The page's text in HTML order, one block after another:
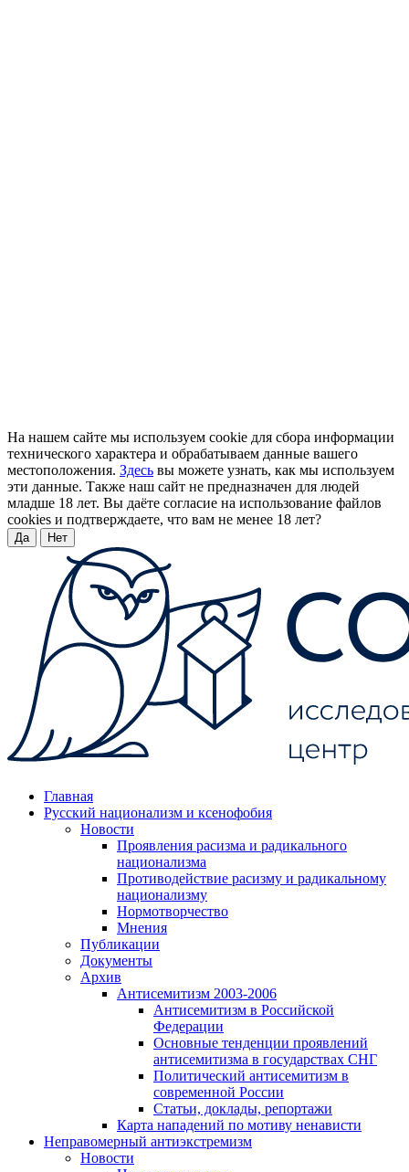
На нашем сайте мы используем cookie для сбора информации
технического характера и обрабатываем данные вашего
местоположения. Здесь вы можете узнать, как мы используем
эти данные. Также наш сайт не предназначен для людей
младше 18 лет. Вы даёте согласие на использование файлов
cookies и подтверждаете, что вам не менее 18 лет?
Да Нет
Главная
Русский национализм и ксенофобия
Новости
Проявления расизма и радикального
национализма
Противодействие расизму и радикальному
национализму
Нормотворчество
Мнения
Публикации
Документы
Архив
Антисемитизм 2003-2006
Антисемитизм в Российской
Федерации
Основные тенденции проявлений
антисемитизма в государствах СНГ
Политический антисемитизм в
современной России
Статьи, доклады, репортажи
Карта нападений по мотиву ненависти
Неправомерный антиэкстремизм
Новости